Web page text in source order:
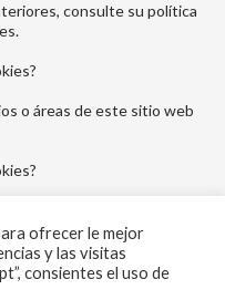
consulte su política
o áreas de este sitio web
esta política cada vez que
de estar adecuadamente
las Cookies.
ofrecer le mejor
y las visitas
consientes el uso de